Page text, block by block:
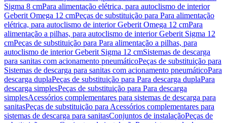
Sigma 8 cmPara alimentação elétrica, para autoclismo de interior
Geberit Omega 12 cmPeças de substituição para Para alimentação
elétrica, para autoclismo de interior Geberit Omega 12 cmPara
alimentação a pilhas, para autoclismo de interior Geberit Sigma 12
cmPeças de substituição para Para alimentação a pilhas, para
autoclismo de interior Geberit Sigma 12 cmSistemas de descarga
para sanitas com acionamento pneumáticoPeças de substituição para
Sistemas de descarga para sanitas com acionamento pneumáticoPara
descarga duplaPeças de substituição para Para descarga duplaPara
descarga simplesPeças de substituição para Para descarga
simplesAcessórios complementares para sistemas de descarga para
sanitasPeças de substituição para Acessórios complementares para
sistemas de descarga para sanitasConjuntos de instalaçãoPeças de